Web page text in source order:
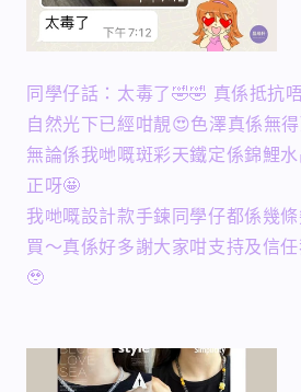
同學仔話：太毒了🤣🤣 真係抵抗
自然光下已經咁靚😍色澤真係無
無論係我哋嘅斑彩天鐵定係錦鯉
正呀🤩
我哋嘅設計款手鍊同學仔都係幾
買～真係好多謝大家咁支持及信
🥹